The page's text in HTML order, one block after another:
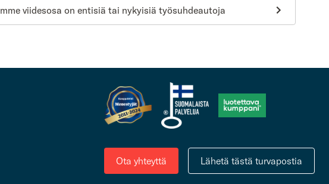
viidesosa on entisiä tai nykyisiä työsuhdeautoja
Ota yhteyttä Lähetä tästä turvapostia